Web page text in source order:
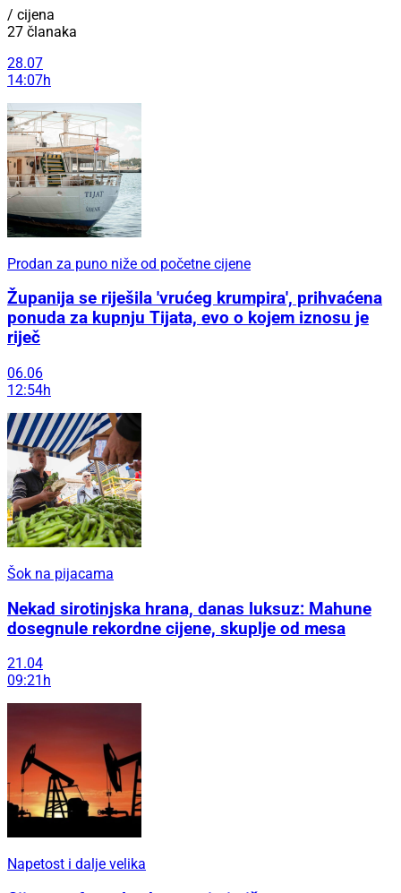
/ cijena
27 članaka
28.07
14:07h
Prodan za puno niže od početne cijene
Županija se riješila 'vrućeg krumpira', prihvaćena
ponuda za kupnju Tijata, evo o kojem iznosu je
riječ
06.06
12:54h
Šok na pijacama
Nekad sirotinjska hrana, danas luksuz: Mahune
dosegnule rekordne cijene, skuplje od mesa
21.04
09:21h
Napetost i dalje velika